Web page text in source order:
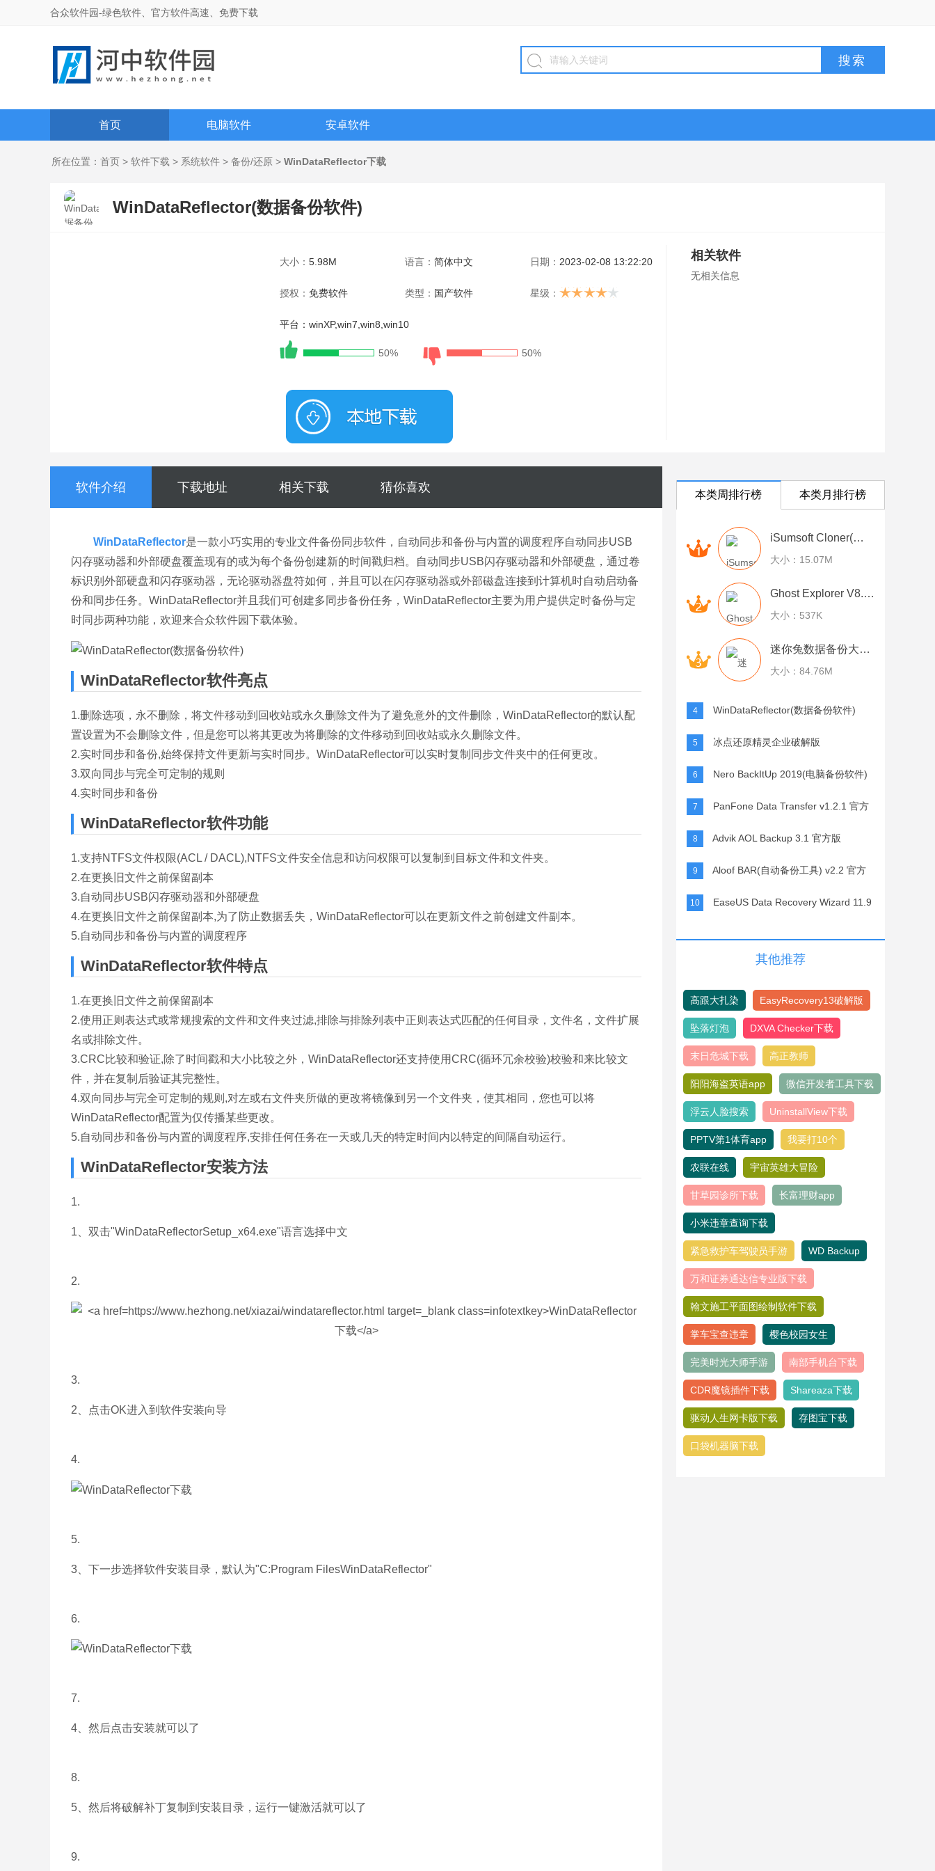
合众软件园-绿色软件、官方软件高速、免费下载
首页 电脑软件 安卓软件
所在位置： 首页 > 软件下载 > 系统软件 > 备份/还原 > WinDataReflector下载
WinDataReflector(数据备份软件)
大小： 5.98M 语言： 简体中文 日期： 2023-02-08 13:22:20
授权： 免费软件 类型： 国产软件 星级：
平台：winXP,win7,win8,win10
50% 50%
相关软件
无相关信息
软件介绍 下载地址 相关下载 猜你喜欢
WinDataReflector是一款小巧实用的专业文件备份同步软件，自动同步和备份与内置的调度程序自动同步USB
闪存驱动器和外部硬盘覆盖现有的或为每个备份创建新的时间戳归档。自动同步USB闪存驱动器和外部硬盘，通过卷
标识别外部硬盘和闪存驱动器，无论驱动器盘符如何，并且可以在闪存驱动器或外部磁盘连接到计算机时自动启动备
份和同步任务。WinDataReflector并且我们可创建多同步备份任务，WinDataReflector主要为用户提供定时备份与定
时同步两种功能，欢迎来合众软件园下载体验。
WinDataReflector软件亮点
1.删除选项，永不删除，将文件移动到回收站或永久删除文件为了避免意外的文件删除，WinDataReflector的默认配
置设置为不会删除文件，但是您可以将其更改为将删除的文件移动到回收站或永久删除文件。
2.实时同步和备份,始终保持文件更新与实时同步。WinDataReflector可以实时复制同步文件夹中的任何更改。
3.双向同步与完全可定制的规则
4.实时同步和备份
WinDataReflector软件功能
1.支持NTFS文件权限(ACL / DACL),NTFS文件安全信息和访问权限可以复制到目标文件和文件夹。
2.在更换旧文件之前保留副本
3.自动同步USB闪存驱动器和外部硬盘
4.在更换旧文件之前保留副本,为了防止数据丢失，WinDataReflector可以在更新文件之前创建文件副本。
5.自动同步和备份与内置的调度程序
WinDataReflector软件特点
1.在更换旧文件之前保留副本
2.使用正则表达式或常规搜索的文件和文件夹过滤,排除与排除列表中正则表达式匹配的任何目录，文件名，文件扩展
名或排除文件。
3.CRC比较和验证,除了时间戳和大小比较之外，WinDataReflector还支持使用CRC(循环冗余校验)校验和来比较文
件，并在复制后验证其完整性。
4.双向同步与完全可定制的规则,对左或右文件夹所做的更改将镜像到另一个文件夹，使其相同，您也可以将
WinDataReflector配置为仅传播某些更改。
5.自动同步和备份与内置的调度程序,安排任何任务在一天或几天的特定时间内以特定的间隔自动运行。
WinDataReflector安装方法
1.
1、双击"WinDataReflectorSetup_x64.exe"语言选择中文
2.
3.
2、点击OK进入到软件安装向导
4.
5.
3、下一步选择软件安装目录，默认为"C:Program FilesWinDataReflector"
6.
7.
4、然后点击安装就可以了
8.
5、然后将破解补丁复制到安装目录，运行一键激活就可以了
9.
本类周排行榜 本类月排行榜
iSumsoft Cloner(系统分区备份软件) v3.1.1 免费版
大小：15.07M
Ghost Explorer V8.2.0.1623 汉化绿色特别版
大小：537K
迷你兔数据备份大师 v0.9.0.23 官方版
大小：84.76M
4 WinDataReflector(数据备份软件)
5 冰点还原精灵企业破解版
V8.30.220.4890 附注册码解锁
6 Nero BackItUp 2019(电脑备份软件)
下载 v20.1.1.3中文版
7 PanFone Data Transfer v1.2.1 官方
版8 Advik AOL Backup 3.1 官方版
9 Aloof BAR(自动备份工具) v2.2 官方
版
10 EaseUS Data Recovery Wizard 11.9
其他推荐
高跟大扎染 EasyRecovery13破解版
坠落灯泡 DXVA Checker下载
末日危城下载 高正教师
阳阳海盗英语app 微信开发者工具下载
浮云人脸搜索 UninstallView下载
PPTV第1体育app 我要打10个
农联在线 宇宙英雄大冒险
甘草园诊所下载 长富理财app
小米违章查询下载
紧急救护车驾驶员手游 WD Backup
万和证券通达信专业版下载
翰文施工平面图绘制软件下载
掌车宝查违章 樱色校园女生
完美时光大师手游 南部手机台下载
CDR魔镜插件下载 Shareaza下载
驱动人生网卡版下载 存图宝下载
口袋机器脑下载